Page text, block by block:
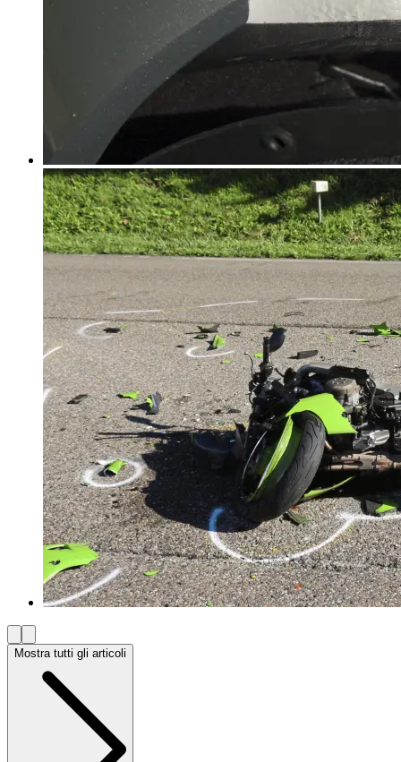
Mostra tutti gli articoli